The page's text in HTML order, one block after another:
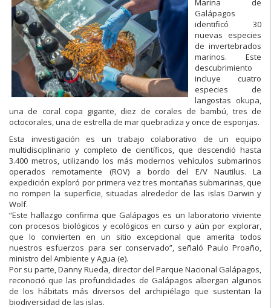
Galápagos
identificó 30
nuevas especies
de invertebrados
marinos. Este
descubrimiento
incluye cuatro
especies de
langostas okupa,
una de coral copa gigante, diez de corales de bambú, tres de
octocorales, una de estrella de mar quebradiza y once de esponjas.
Esta investigación es un trabajo colaborativo de un equipo
multidisciplinario y completo de científicos, que descendió hasta
3.400 metros, utilizando los más modernos vehículos submarinos
operados remotamente (ROV) a bordo del E/V Nautilus. La
expedición exploró por primera vez tres montañas submarinas, que
no rompen la superficie, situadas alrededor de las islas Darwin y
Wolf.
“Este hallazgo confirma que Galápagos es un laboratorio viviente
con procesos biológicos y ecológicos en curso y aún por explorar,
que lo convierten en un sitio excepcional que amerita todos
nuestros esfuerzos para ser conservado”, señaló Paulo Proaño,
ministro del Ambiente y Agua (e).
Por su parte, Danny Rueda, director del Parque Nacional Galápagos,
reconoció que las profundidades de Galápagos albergan algunos
de los hábitats más diversos del archipiélago que sustentan la
biodiversidad de las islas.